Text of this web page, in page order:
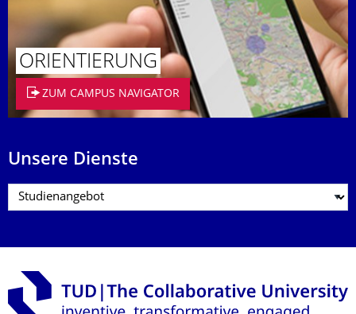
ORIENTIERUNG
ZUM CAMPUS NAVIGATOR
Unsere Dienste